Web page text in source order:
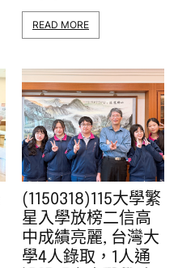
READ MORE
(1150318)115大學繁
星入學放榜二信高
中成績亮麗, 台灣大
學4人錄取，1人通